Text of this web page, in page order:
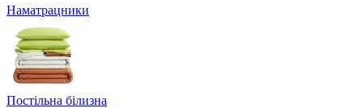
Наматрацники
Постільна білизна